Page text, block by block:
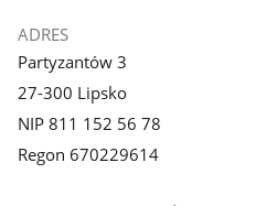
ADRES
Partyzantów 3
27-300 Lipsko
NIP 811 152 56 78
Regon 670229614